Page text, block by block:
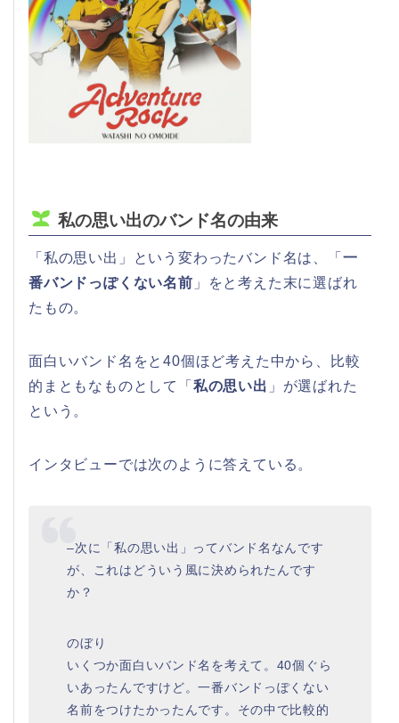
私の思い出のバンド名の由来
「私の思い出」という変わったバンド名は、「 一
番バンドっぽくない名前 」をと考えた末に選ばれ
たもの。
面白いバンド名をと40個ほど考えた中から、比較
的まともなものとして「 私の思い出 」が選ばれた
という。
インタビューでは次のように答えている。
–次に「私の思い出」ってバンド名なんです
が、これはどういう風に決められたんです
か？
のぼり
いくつか面白いバンド名を考えて。40個ぐら
いあったんですけど。一番バンドっぽくない
名前をつけたかったんです。その中で比較的